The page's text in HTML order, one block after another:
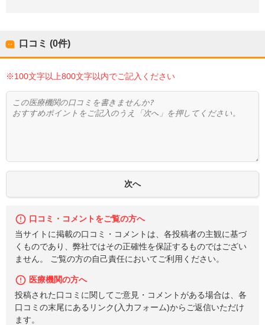
口コミ (0件)
※100文字以上800文字以内でご記入ください
口コミ・コメントをご覧の方へ
当サイトに掲載の口コミ・コメントは、各投稿者の主観に基づ
くものであり、弊社ではその正確性を保証するものではござい
ません。 ご覧の方の自己責任においてご利用ください。
医療機関の方へ
投稿された口コミに関してご意見・コメントがある場合は、各
口コミの末尾にあるリンク(入力フォーム)からご返信いただけ
ます。